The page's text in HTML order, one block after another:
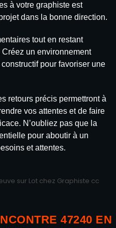
à votre graphiste est
dans la bonne direction.
tout en restant
un environnement
pour favoriser une
retours précis permettront à
vos attentes et de faire
N’oubliez pas que la
pour aboutir à un
et attentes.
47240 EN